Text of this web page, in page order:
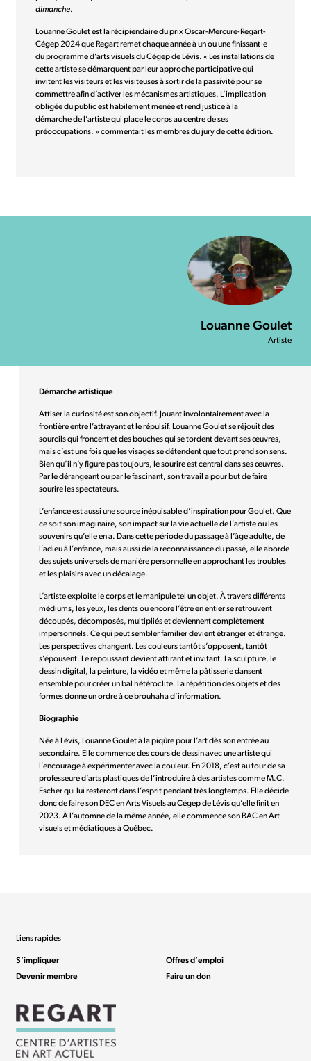
dimanche.
Louanne Goulet est la récipiendaire du prix Oscar-Mercure-Regart-
Cégep 2024 que Regart remet chaque année à un ou une finissant·e
du programme d’arts visuels du Cégep de Lévis. « Les installations de
cette artiste se démarquent par leur approche participative qui
invitent les visiteurs et les visiteuses à sortir de la passivité pour se
commettre afin d’activer les mécanismes artistiques. L’implication
obligée du public est habilement menée et rend justice à la
démarche de l’artiste qui place le corps au centre de ses
préoccupations. » commentait les membres du jury de cette édition.
Louanne Goulet
Artiste
Démarche artistique
Attiser la curiosité est son objectif. Jouant involontairement avec la
frontière entre l’attrayant et le répulsif. Louanne Goulet se réjouit des
sourcils qui froncent et des bouches qui se tordent devant ses œuvres,
mais c’est une fois que les visages se détendent que tout prend son sens.
Bien qu’il n’y figure pas toujours, le sourire est central dans ses œuvres.
Par le dérangeant ou par le fascinant, son travail a pour but de faire
sourire les spectateurs.
L’enfance est aussi une source inépuisable d’inspiration pour Goulet. Que
ce soit son imaginaire, son impact sur la vie actuelle de l’artiste ou les
souvenirs qu’elle en a. Dans cette période du passage à l’âge adulte, de
l’adieu à l’enfance, mais aussi de la reconnaissance du passé, elle aborde
des sujets universels de manière personnelle en approchant les troubles
et les plaisirs avec un décalage.
L’artiste exploite le corps et le manipule tel un objet. À travers différents
médiums, les yeux, les dents ou encore l’être en entier se retrouvent
découpés, décomposés, multipliés et deviennent complètement
impersonnels. Ce qui peut sembler familier devient étranger et étrange.
Les perspectives changent. Les couleurs tantôt s’opposent, tantôt
s’épousent. Le repoussant devient attirant et invitant. La sculpture, le
dessin digital, la peinture, la vidéo et même la pâtisserie dansent
ensemble pour créer un bal hétéroclite. La répétition des objets et des
formes donne un ordre à ce brouhaha d’information.
Biographie
Née à Lévis, Louanne Goulet à la piqûre pour l’art dès son entrée au
secondaire. Elle commence des cours de dessin avec une artiste qui
l’encourage à expérimenter avec la couleur. En 2018, c’est au tour de sa
professeure d’arts plastiques de l’introduire à des artistes comme M.C.
Escher qui lui resteront dans l’esprit pendant très longtemps. Elle décide
donc de faire son DEC en Arts Visuels au Cégep de Lévis qu’elle finit en
2023. À l’automne de la même année, elle commence son BAC en Art
visuels et médiatiques à Québec.
Liens rapides
S’impliquer
Devenir membre
Offres d’emploi
Faire un don